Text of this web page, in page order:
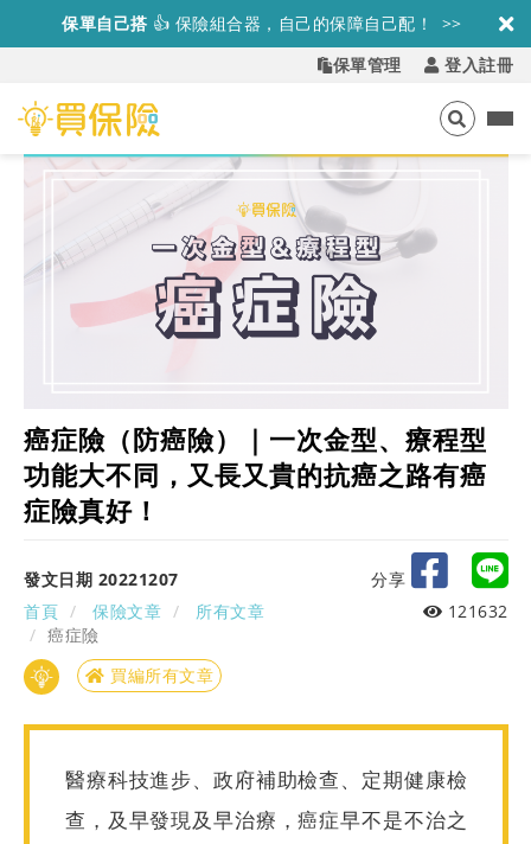
熱門保險組合 🔥試算保費只要 1 分鐘！ >>
保單自己搭 👍 保險組合器，自己的保障自己配！ >>
保單管理 登入註冊
癌症險（防癌險）｜一次金型、療程型
功能大不同，又長又貴的抗癌之路有癌
症險真好！
發文日期 20221207
分享
首頁
保險文章
所有文章
癌症險
121632
買編所有文章
醫療科技進步、政府補助檢查、定期健康檢
查，及早發現及早治療，癌症早不是不治之